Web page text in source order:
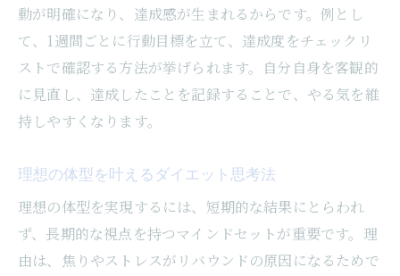
毎日続くダイエット新習慣のポイント
姿勢改善がもたらすダイエット効果の秘密
姿勢改善でダイエット効果が高まる理由
日常動作に潜む姿勢とダイエットの関係
姿勢改善によるボディライン変化の実感
肩こり予防とダイエット効果の豆知識
美しいボディラインを目指す日常のヒント
動が明確になり、達成感が生まれるからです。例とし
て、1週間ごとに行動目標を立て、達成度をチェックリ
ストで確認する方法が挙げられます。自分自身を客観的
に見直し、達成したことを記録することで、やる気を維
持しやすくなります。
理想の体型を叶えるダイエット思考法
理想の体型を実現するには、短期的な結果にとらわれ
ず、長期的な視点を持つマインドセットが重要です。理
由は、焦りやストレスがリバウンドの原因になるためで